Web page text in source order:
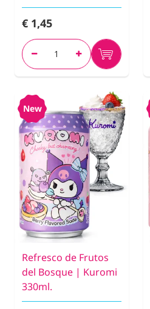
€ 1,45
New
Refresco de Frutos
del Bosque | Kuromi
330ml.